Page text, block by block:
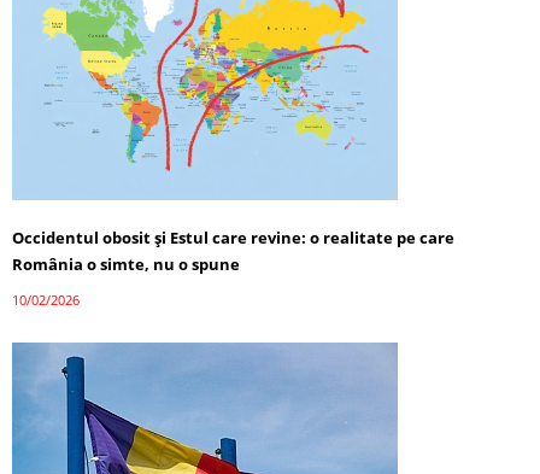
Occidentul obosit și Estul care revine: o realitate pe care
România o simte, nu o spune
10/02/2026